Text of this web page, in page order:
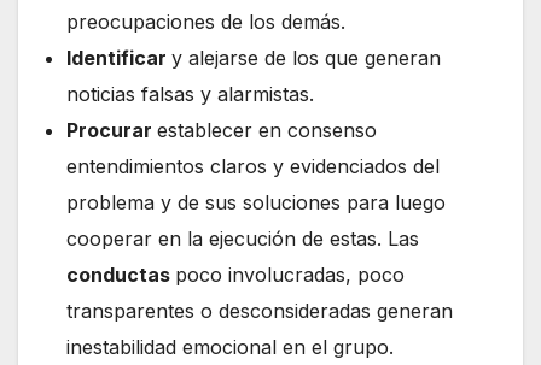
preocupaciones de los demás.
Identificar y alejarse de los que generan
noticias falsas y alarmistas.
Procurar establecer en consenso
entendimientos claros y evidenciados del
problema y de sus soluciones para luego
cooperar en la ejecución de estas. Las
conductas poco involucradas, poco
transparentes o desconsideradas generan
inestabilidad emocional en el grupo.